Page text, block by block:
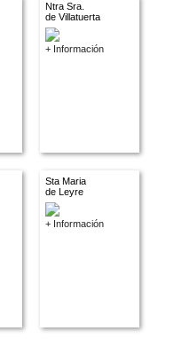
Ntra Sra.
de Villatuerta
+ Información
Sta Maria
de Leyre
+ Información